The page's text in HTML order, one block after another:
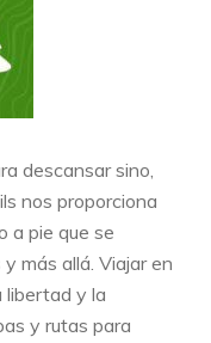
descansar sino,
nos proporciona
a pie que se
más allá. Viajar en
libertad y la
y rutas para